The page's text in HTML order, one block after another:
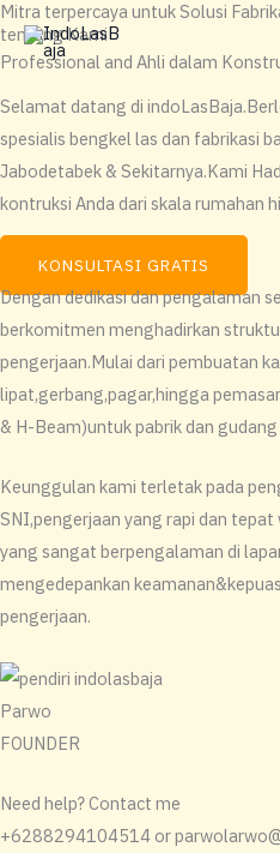
Lewati
ke
Mitra terpercaya untuk Solusi
tentang Kami
Professional and Ahli dalam
Selamat datang di
spesialis bengkel las dan fabrikasi
Jabodetabek & Sekitarnya.Kami
kontruksi Anda dari skala rumahan
KONSULTASI GRATIS
Dengan dedikasi dan pengalaman
berkomitmen menghadirkan
pengerjaan.Mulai dari pembuatan
lipat,gerbang,pagar,hingga
& H-Beam)untuk pabrik dan gudang
Keunggulan kami terletak pada
SNI,pengerjaan yang rapi dan
yang sangat berpengalaman di
mengedepankan
pengerjaan.
Parwo
FOUNDER
Need help? Contact me
+6288294104514 or